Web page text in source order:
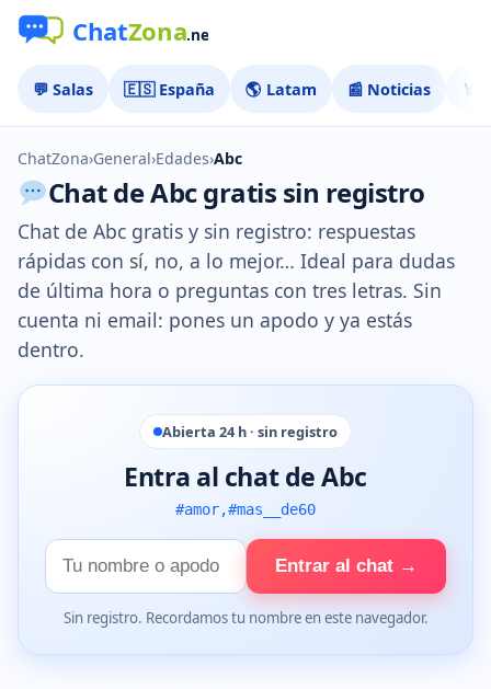
💬 Salas 🇪🇸 España 🌎 Latam 📰 Noticias 🏅
ChatZona›General›Edades›Abc
Chat de Abc gratis sin registro
Chat de Abc gratis y sin registro: respuestas
rápidas con sí, no, a lo mejor… Ideal para dudas
de última hora o preguntas con tres letras. Sin
cuenta ni email: pones un apodo y ya estás
dentro.
Abierta 24 h · sin registro
Entra al chat de Abc
#amor,#mas__de60
Tu
nombre
Entrar al chat →
Sin registro. Recordamos tu nombre en este navegador.